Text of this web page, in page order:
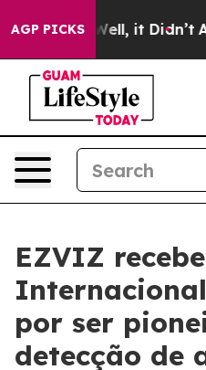
AGP PICKS
Well, it Didn’t As
EZVIZ
por ser
detecção de